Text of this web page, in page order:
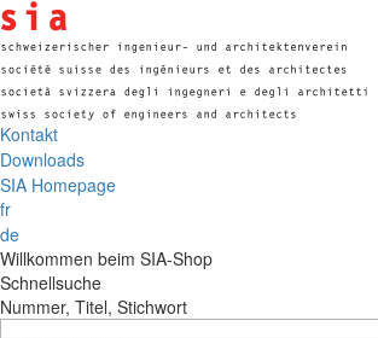
Kontakt
Downloads
SIA Homepage
fr
de
Willkommen beim SIA-Shop
Schnellsuche
Nummer, Titel, Stichwort